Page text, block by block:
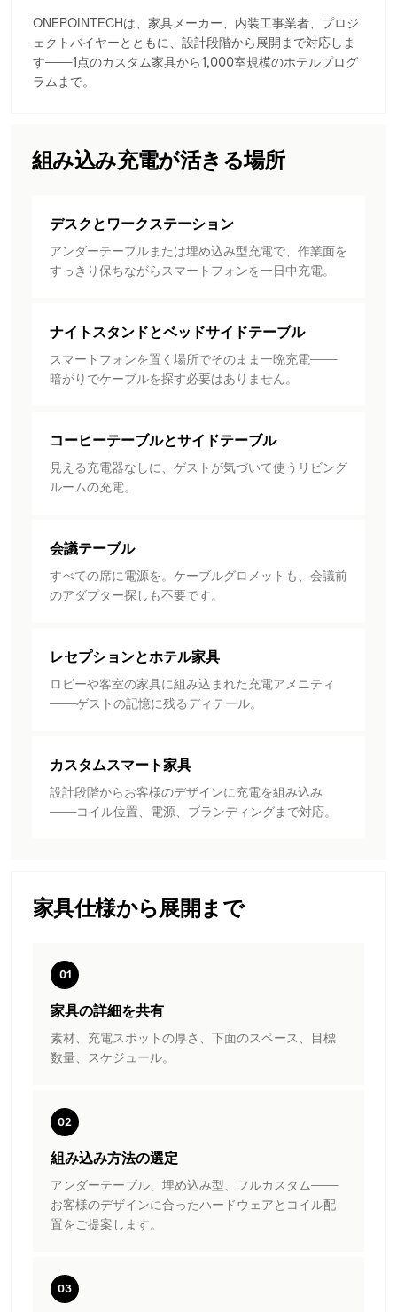
ONEPOINTECHは、家具メーカー、内装工事業者、プロジ
ェクトバイヤーとともに、設計段階から展開まで対応しま
す——1点のカスタム家具から1,000室規模のホテルプログ
ラムまで。
組み込み充電が活きる場所
デスクとワークステーション
アンダーテーブルまたは埋め込み型充電で、作業面を
すっきり保ちながらスマートフォンを一日中充電。
ナイトスタンドとベッドサイドテーブル
スマートフォンを置く場所でそのまま一晩充電——
暗がりでケーブルを探す必要はありません。
コーヒーテーブルとサイドテーブル
見える充電器なしに、ゲストが気づいて使うリビング
ルームの充電。
会議テーブル
すべての席に電源を。ケーブルグロメットも、会議前
のアダプター探しも不要です。
レセプションとホテル家具
ロビーや客室の家具に組み込まれた充電アメニティ
——ゲストの記憶に残るディテール。
カスタムスマート家具
設計段階からお客様のデザインに充電を組み込み
——コイル位置、電源、ブランディングまで対応。
家具仕様から展開まで
01
家具の詳細を共有
素材、充電スポットの厚さ、下面のスペース、目標
数量、スケジュール。
02
組み込み方法の選定
アンダーテーブル、埋め込み型、フルカスタム——
お客様のデザインに合ったハードウェアとコイル配
置をご提案します。
03